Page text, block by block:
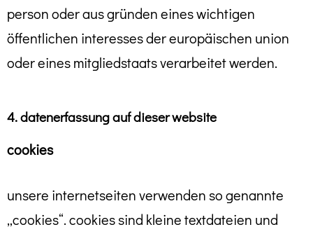
person oder aus gründen eines wichtigen
öffentlichen interesses der europäischen union
oder eines mitgliedstaats verarbeitet werden.
4. datenerfassung auf dieser website
cookies
unsere internetseiten verwenden so genannte
„cookies“. cookies sind kleine textdateien und